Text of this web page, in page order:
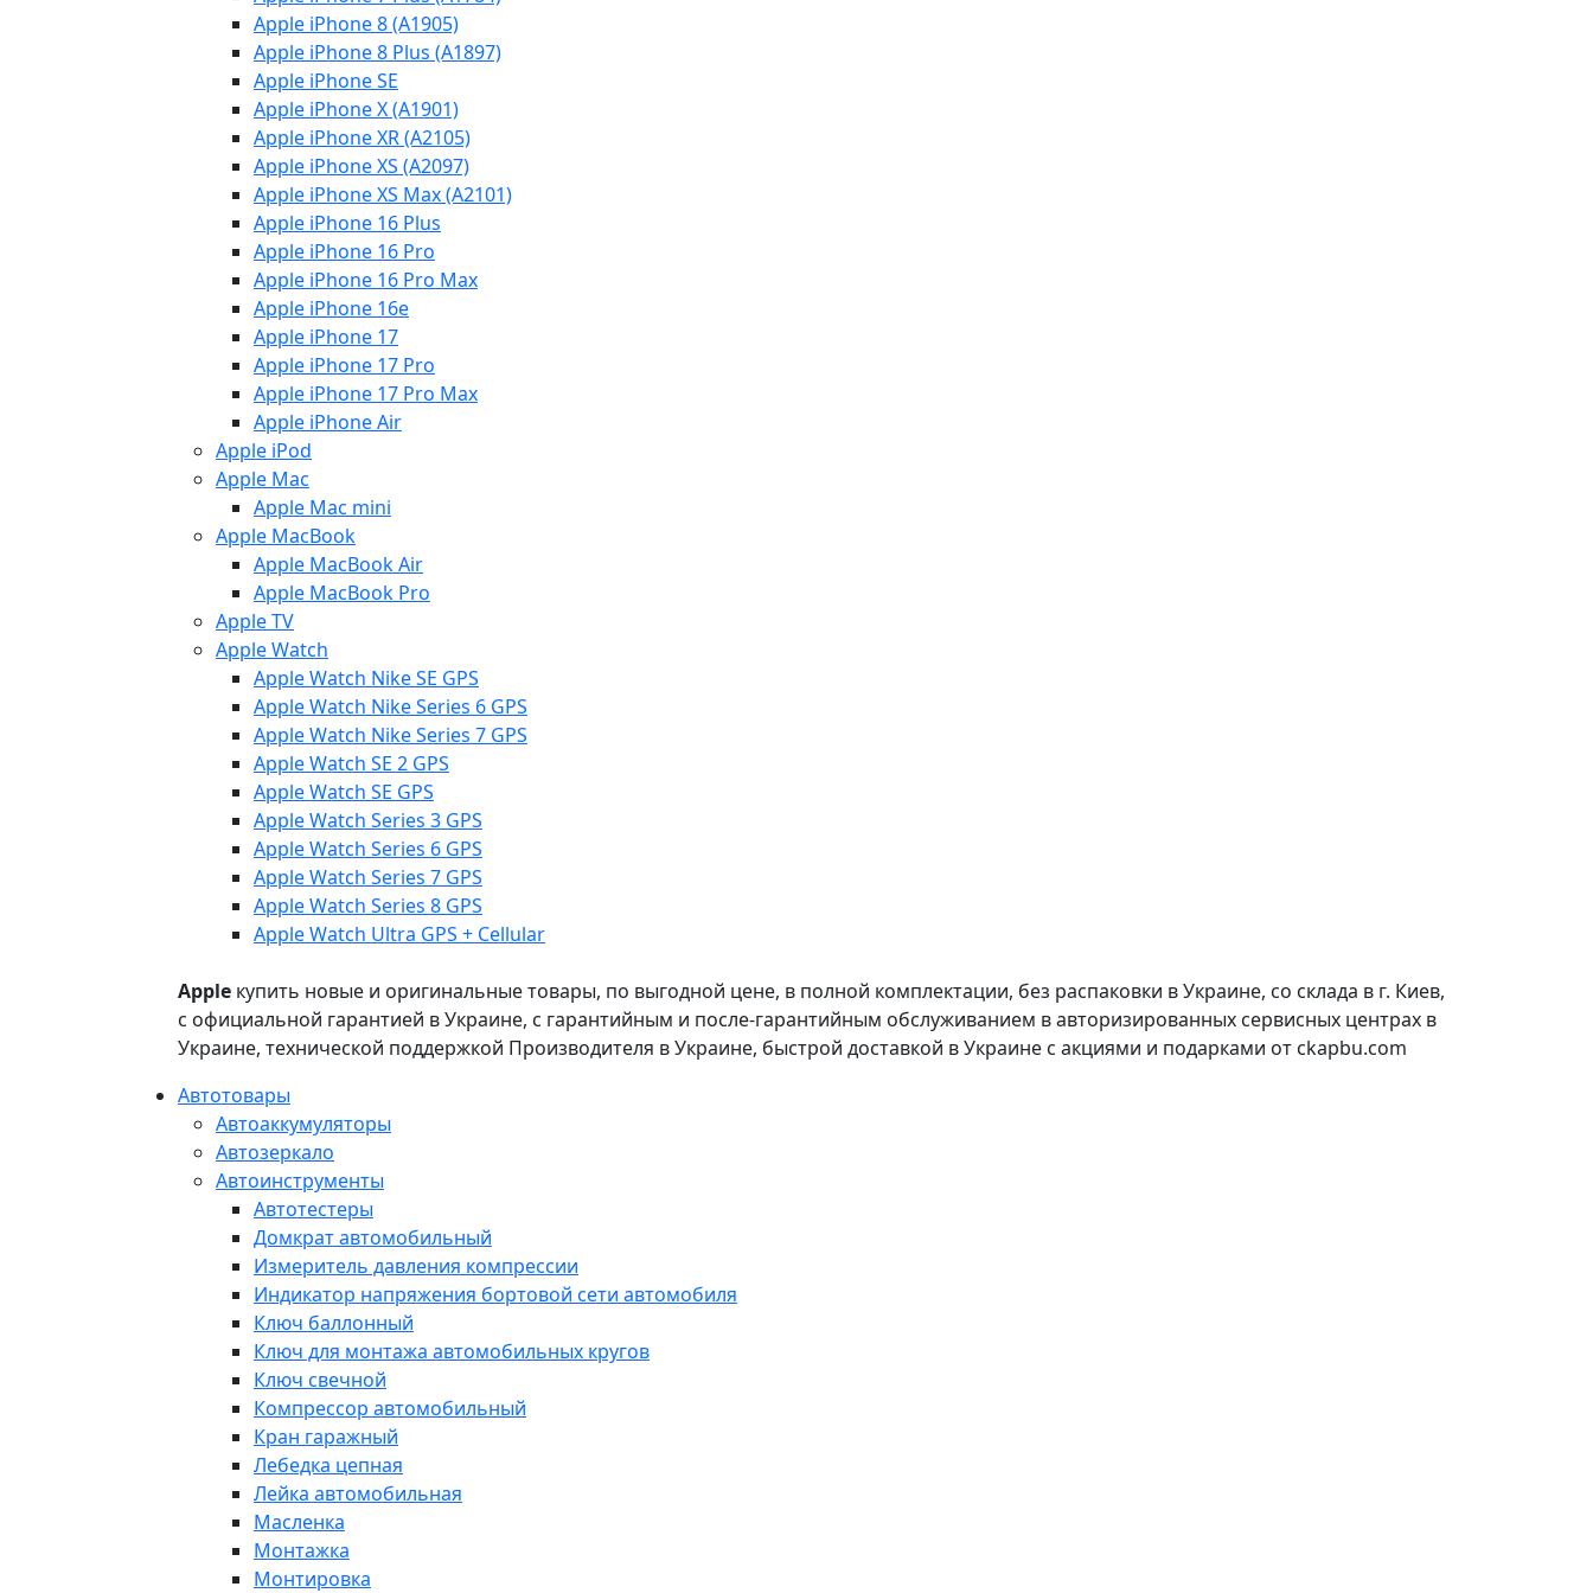
Apple iPhone 8 (A1905)
Apple iPhone 8 Plus (A1897)
Apple iPhone SE
Apple iPhone X (A1901)
Apple iPhone XR (A2105)
Apple iPhone XS (A2097)
Apple iPhone XS Max (A2101)
Apple iPhone 16 Plus
Apple iPhone 16 Pro
Apple iPhone 16 Pro Max
Apple iPhone 16e
Apple iPhone 17
Apple iPhone 17 Pro
Apple iPhone 17 Pro Max
Apple iPhone Air
Apple iPod
Apple Mac
Apple Mac mini
Apple MacBook
Apple MacBook Air
Apple MacBook Pro
Apple TV
Apple Watch
Apple Watch Nike SE GPS
Apple Watch Nike Series 6 GPS
Apple Watch Nike Series 7 GPS
Apple Watch SE 2 GPS
Apple Watch SE GPS
Apple Watch Series 3 GPS
Apple Watch Series 6 GPS
Apple Watch Series 7 GPS
Apple Watch Series 8 GPS
Apple Watch Ultra GPS + Cellular
Apple купить новые и оригинальные товары, по выгодной цене, в полной комплектации, без распаковки в Украине, со склада в г. Киев,
с официальной гарантией в Украине, с гарантийным и после-гарантийным обслуживанием в авторизированных сервисных центрах в
Украине, технической поддержкой Производителя в Украине, быстрой доставкой в Украине с акциями и подарками от ckapbu.com
Автотовары
Автоаккумуляторы
Автозеркало
Автоинструменты
Автотестеры
Домкрат автомобильный
Измеритель давления компрессии
Индикатор напряжения бортовой сети автомобиля
Ключ баллонный
Ключ для монтажа автомобильных кругов
Ключ свечной
Компрессор автомобильный
Кран гаражный
Лебедка цепная
Лейка автомобильная
Масленка
Монтажка
Монтировка